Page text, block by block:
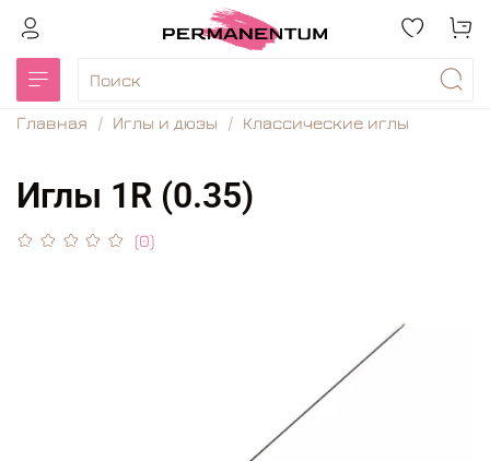
Главная Иглы и дюзы Классические иглы
Иглы 1R (0.35)
(0)